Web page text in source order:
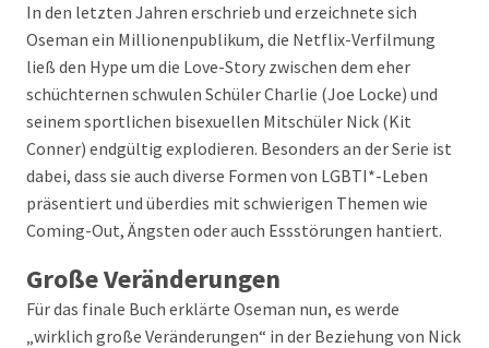
In den letzten Jahren erschrieb und erzeichnete sich
Oseman ein Millionenpublikum, die Netflix-Verfilmung
ließ den Hype um die Love-Story zwischen dem eher
schüchternen schwulen Schüler Charlie (Joe Locke) und
seinem sportlichen bisexuellen Mitschüler Nick (Kit
Conner) endgültig explodieren. Besonders an der Serie ist
dabei, dass sie auch diverse Formen von LGBTI*-Leben
präsentiert und überdies mit schwierigen Themen wie
Coming-Out, Ängsten oder auch Essstörungen hantiert.
Große Veränderungen
Für das finale Buch erklärte Oseman nun, es werde
„wirklich große Veränderungen“ in der Beziehung von Nick